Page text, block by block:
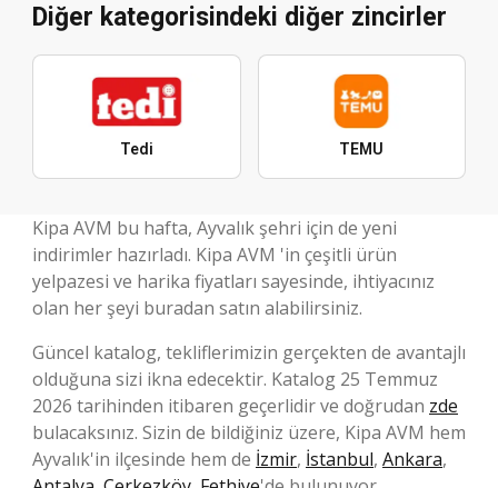
Diğer kategorisindeki diğer zincirler
Tedi TEMU
Kipa AVM bu hafta, Ayvalık şehri için de yeni
indirimler hazırladı. Kipa AVM 'in çeşitli ürün
yelpazesi ve harika fiyatları sayesinde, ihtiyacınız
olan her şeyi buradan satın alabilirsiniz.
Güncel katalog, tekliflerimizin gerçekten de avantajlı
olduğuna sizi ikna edecektir. Katalog 25 Temmuz
2026 tarihinden itibaren geçerlidir ve doğrudan zde
bulacaksınız. Sizin de bildiğiniz üzere, Kipa AVM hem
Ayvalık'in ilçesinde hem de İzmir, İstanbul, Ankara,